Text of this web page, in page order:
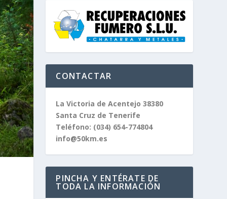
CONTACTAR
La Victoria de Acentejo 38380
Santa Cruz de Tenerife
Teléfono: (034) 654-774804
info@50km.es
PINCHA Y ENTÉRATE DE
TODA LA INFORMACIÓN